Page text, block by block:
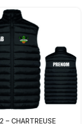
– CHARTREUSE